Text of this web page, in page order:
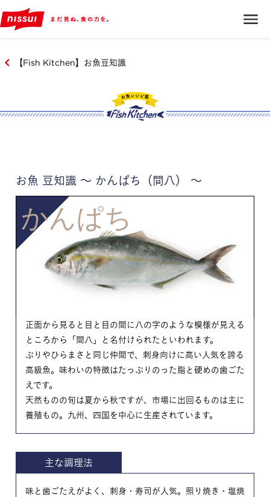
【Fish Kitchen】お魚豆知識
お魚 豆知識 ～ かんぱち（間八） ～
かんぱち
正面から見ると目と目の間に八の字のような模様が見える
ところから「間八」と名付けられたといわれます。
ぶりやひらまさと同じ仲間で、刺身向けに高い人気を誇る
高級魚。味わいの特徴はたっぷりのった脂と硬めの歯ごた
えです。
天然ものの旬は夏から秋ですが、市場に出回るものは主に
養殖もの。九州、四国を中心に生産されています。
主な調理法
味と歯ごたえがよく、刺身・寿司が人気。照り焼き・塩焼